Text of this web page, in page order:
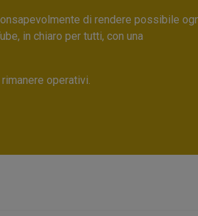
di rendere possibile
in chiaro per tutti, con una
operativi.